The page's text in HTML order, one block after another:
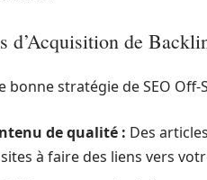
d’Acquisition de
bonne stratégie de SEO
de qualité : Des
à faire des liens vers